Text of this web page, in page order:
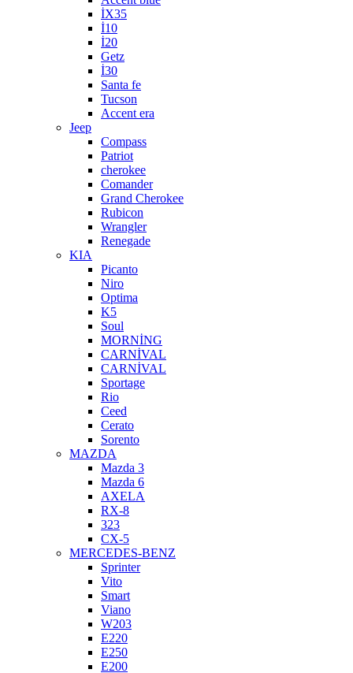
İX35
İ10
İ20
Getz
İ30
Santa fe
Tucson
Accent era
Jeep
Compass
Patriot
cherokee
Comander
Grand Cherokee
Rubicon
Wrangler
Renegade
KIA
Picanto
Niro
Optima
K5
Soul
MORNİNG
CARNİVAL
CARNİVAL
Sportage
Rio
Ceed
Cerato
Sorento
MAZDA
Mazda 3
Mazda 6
AXELA
RX-8
323
CX-5
MERCEDES-BENZ
Sprinter
Vito
Smart
Viano
W203
E220
E250
E200